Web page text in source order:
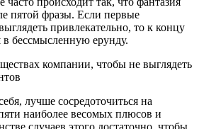
пятой фразы. Если первые
привлекательно, то к концу
в бессмысленную ерунду.
лучше сосредоточиться на
наиболее весомых плюсов и
случаев этого достаточно, чтобы